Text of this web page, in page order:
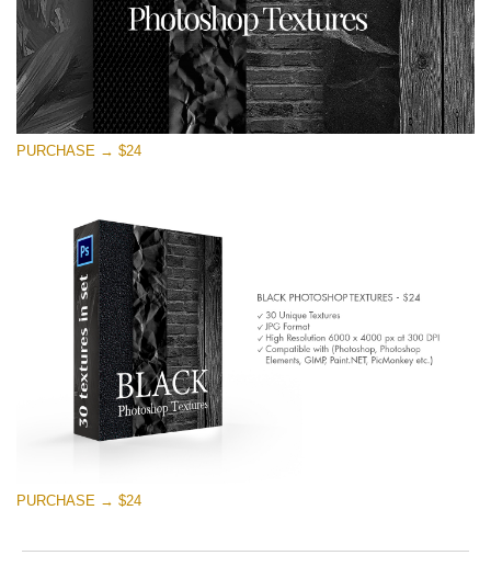
Entire Collection
(1783 Overlays)
Large 6000*4000px
Free download
PURCHASE → $24
PURCHASE → $24